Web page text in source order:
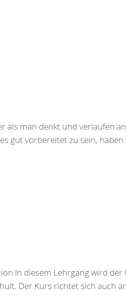
als man denkt und verlaufen
gut vorbereitet zu sein, haben
In diesem Lehrgang wird der
Der Kurs richtet sich auch